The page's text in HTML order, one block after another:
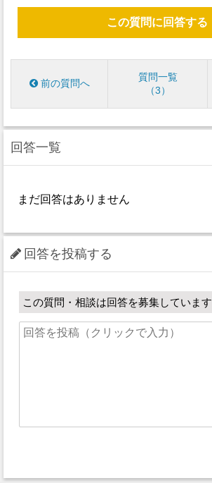
この質問に回答する
前の質問へ
質問一覧
3
回答一覧
まだ回答はありません
回答を投稿する
この質問・相談は回答を募集しています